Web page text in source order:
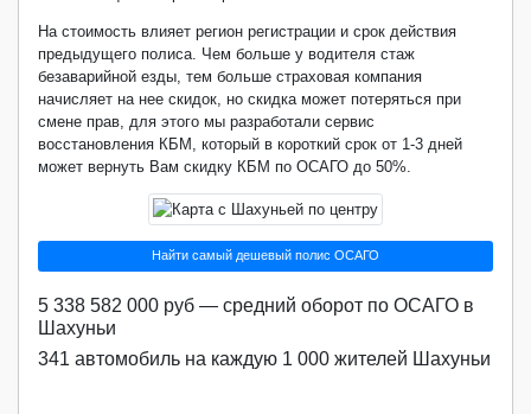
На стоимость влияет регион регистрации и срок действия
предыдущего полиса. Чем больше у водителя стаж
безаварийной езды, тем больше страховая компания
начисляет на нее скидок, но скидка может потеряться при
смене прав, для этого мы разработали сервис
восстановления КБМ, который в короткий срок от 1-3 дней
может вернуть Вам скидку КБМ по ОСАГО до 50%.
Найти самый дешевый полис ОСАГО
5 338 582 000 руб — средний оборот по ОСАГО в
Шахуньи
341 автомобиль на каждую 1 000 жителей Шахуньи